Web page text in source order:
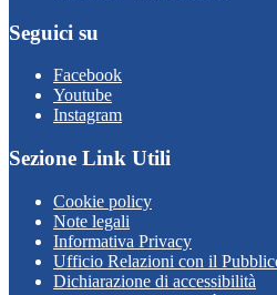
Seguici su
Facebook
Youtube
Instagram
Sezione Link Utili
Cookie policy
Note legali
Informativa Privacy
Ufficio Relazioni con il
Dichiarazione di accessibilità